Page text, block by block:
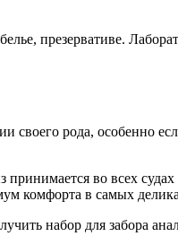
презервативе.
рода, особенно
принимается во всех
комфорта в самых
набор для забора